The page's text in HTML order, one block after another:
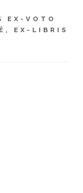
EX-VOTO
EX-LIBRIS